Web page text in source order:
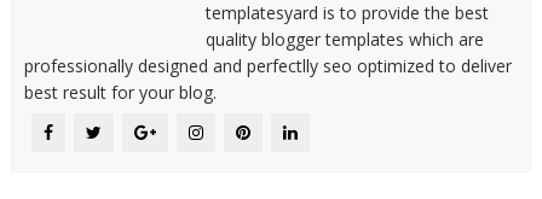
templatesyard is to provide the best
quality blogger templates which are
professionally designed and perfectlly seo optimized to deliver
best result for your blog.